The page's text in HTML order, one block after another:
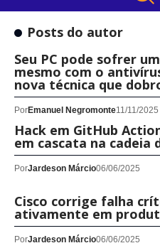
Posts do autor
Seu PC pode sofrer
mesmo com o
nova técnica que
PorEmanuel Negromonte11/11/2025
Hack em GitHub
em cascata na cadeia
PorJardeson Márcio06/06/2025
Cisco corrige falha
ativamente em
PorJardeson Márcio06/06/2025